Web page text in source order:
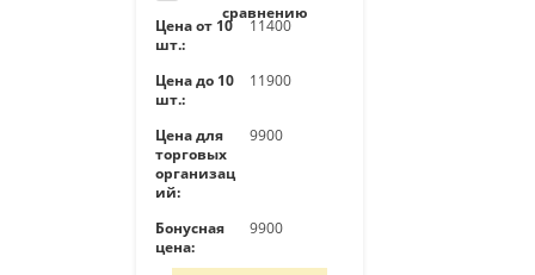
сравнению
Цена от 10
шт.:
11400
Цена до 10
шт.:
11900
Цена для
торговых
организац
ий:
9900
Бонусная
цена:
9900